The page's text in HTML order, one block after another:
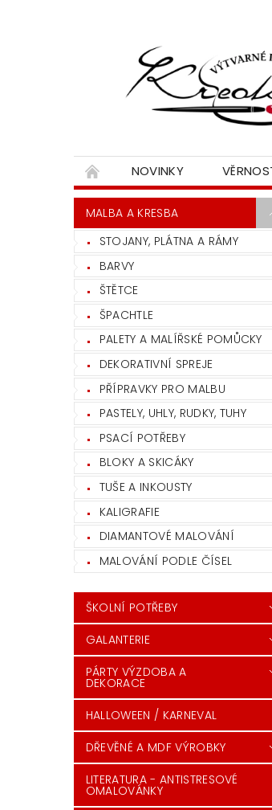
NOVINKY
MALBA A KRESBA
STOJANY, PLÁTNA A RÁMY
BARVY
ŠTĚTCE
ŠPACHTLE
PALETY A MALÍŘSKÉ POMŮCKY
DEKORATIVNÍ SPREJE
PŘÍPRAVKY PRO MALBU
PASTELY, UHLY, RUDKY, TUHY
PSACÍ POTŘEBY
BLOKY A SKICÁKY
TUŠE A INKOUSTY
KALIGRAFIE
DIAMANTOVÉ MALOVÁNÍ
MALOVÁNÍ PODLE ČÍSEL
ŠKOLNÍ POTŘEBY
GALANTERIE
PÁRTY VÝZDOBA A
DEKORACE
HALLOWEEN / KARNEVAL
DŘEVĚNÉ A MDF VÝROBKY
LITERATURA - ANTISTRESOVÉ
OMALOVÁNKY